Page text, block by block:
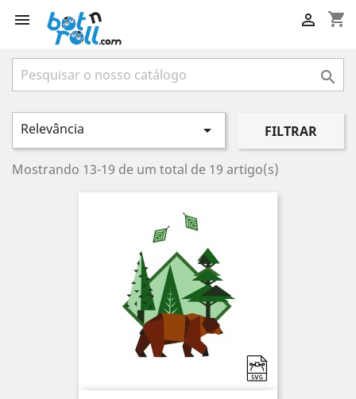
 shopping_cart


Relevância  FILTRAR
Mostrando 13-19 de um total de 19 artigo(s)